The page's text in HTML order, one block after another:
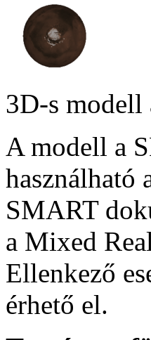
3D-s modell
A modell a
használható
SMART
a Mixed
Ellenkező
érhető el.